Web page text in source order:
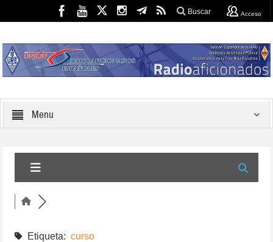
Buscar Acceso
Menu
Etiqueta:curso